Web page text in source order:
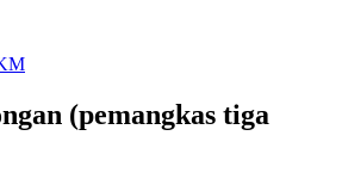
(pemangkas tiga